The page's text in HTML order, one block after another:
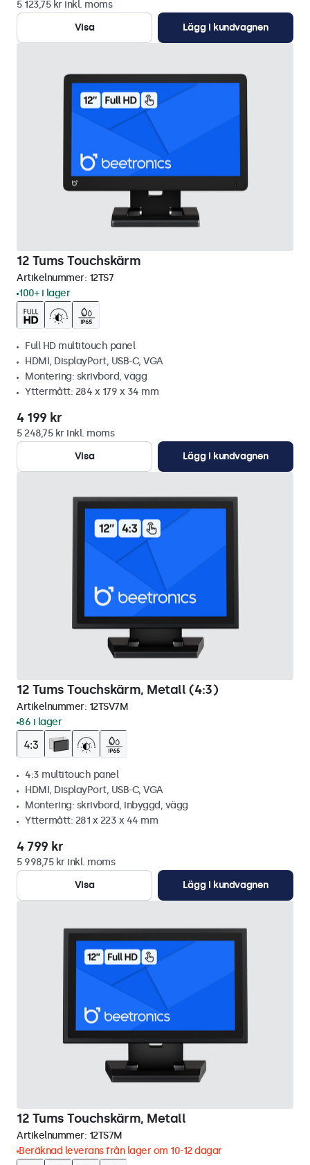
5 123,75 kr inkl. moms
Visa
Lägg i kundvagnen
12 Tums Touchskärm
Artikelnummer: 12TS7
100+ i lager
Full HD multitouch panel
HDMI, DisplayPort, USB-C, VGA
Montering: skrivbord, vägg
Yttermått: 284 x 179 x 34 mm
4 199 kr
5 248,75 kr inkl. moms
Visa
Lägg i kundvagnen
12 Tums Touchskärm, Metall (4:3)
Artikelnummer: 12TSV7M
86 i lager
4:3 multitouch panel
HDMI, DisplayPort, USB-C, VGA
Montering: skrivbord, inbyggd, vägg
Yttermått: 281 x 223 x 44 mm
4 799 kr
5 998,75 kr inkl. moms
Visa
Lägg i kundvagnen
12 Tums Touchskärm, Metall
Artikelnummer: 12TS7M
Beräknad leverans från lager om 10-12 dagar